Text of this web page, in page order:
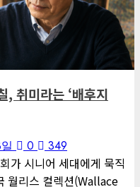
취미라는 ‘배후지
0 349
가 시니어 세대에게 묵직
월리스 컬렉션(Wallace